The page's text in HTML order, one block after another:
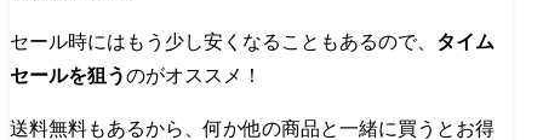
セール時にはもう少し安くなることもあるので、 タイム
セールを狙うのがオススメ！
送料無料もあるから、何か他の商品と一緒に買うとお得